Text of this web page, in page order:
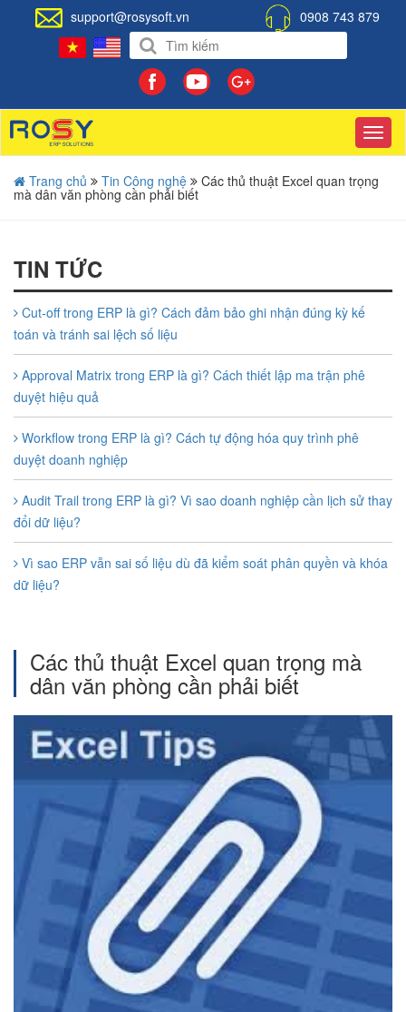
support@rosysoft.vn 0908 743 879
Trang chủ
Tin Công nghệ Các thủ thuật Excel quan trọng
mà dân văn phòng cần phải biết
TIN TỨC
Cut-off trong ERP là gì? Cách đảm bảo ghi nhận đúng kỳ kế
toán và tránh sai lệch số liệu
Approval Matrix trong ERP là gì? Cách thiết lập ma trận phê
duyệt hiệu quả
Workflow trong ERP là gì? Cách tự động hóa quy trình phê
duyệt doanh nghiệp
Audit Trail trong ERP là gì? Vì sao doanh nghiệp cần lịch sử thay
đổi dữ liệu?
Vì sao ERP vẫn sai số liệu dù đã kiểm soát phân quyền và khóa
dữ liệu?
Các thủ thuật Excel quan trọng mà
dân văn phòng cần phải biết